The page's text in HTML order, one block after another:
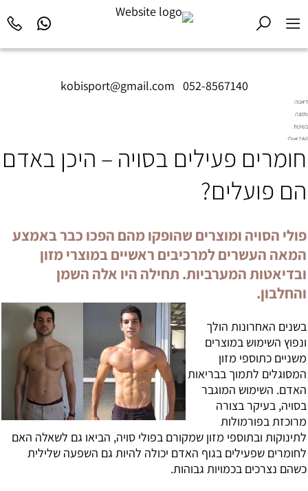
kobisport@gmail.com 052-8567140
דיאטה
ותזונה
בשיטת
Diet2All:
המושלם.
חומרים פעילים בסויה – היכן באדם
הם פועלים?
פולי הסויה ומוצרים שהופקו מהם הפכו כבר באמצע
המאה העשרים למרכיבים ראשיים במוצרי מזון
ובדיאטות המערביות. תחילה היו אלה השמן
והחלבון.
בשנים האחרונות הולך
ונפוץ השימוש במוצרים
משניים כתוספי מזון
המסוגלים לתמוך בבריאות
האדם. השימוש המוגבר
בסויה, בעיקר בצורה
מרוכזת בפורמולות
לתינוקות ובתוספי מזון שמקורם בפולי סויה, הביאו גם לשאלה האם
לחומרים שפעילים בגוף האדם יכולה להיות גם השפעה שלילית
כשהם נצרכים בכמויות גבוהות.